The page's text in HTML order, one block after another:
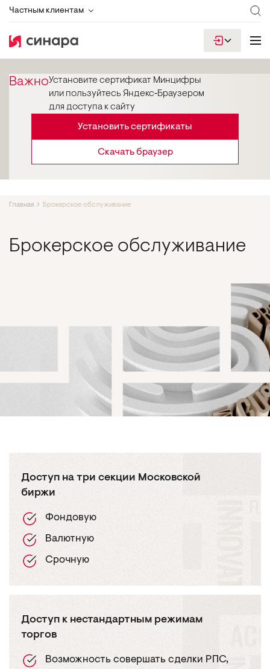
Частным клиентам
ВажноУстановите сертификат Минцифры
или пользуйтесь Яндекс‑Браузером
для доступа к сайту
Установить сертификаты
Скачать браузер
Главная Брокерское обслуживание
Брокерское обслуживание
Доступ на три секции Московской
биржи
Фондовую
Валютную
Срочную
Доступ к нестандартным режимам
торгов
Возможность совершать сделки РПС,